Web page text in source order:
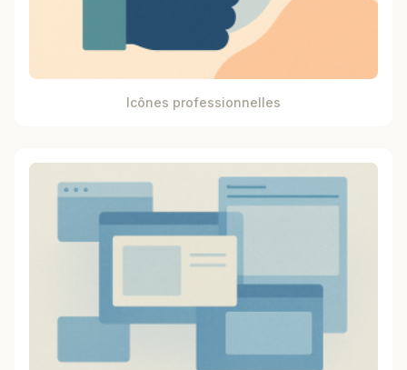
Icônes professionnelles